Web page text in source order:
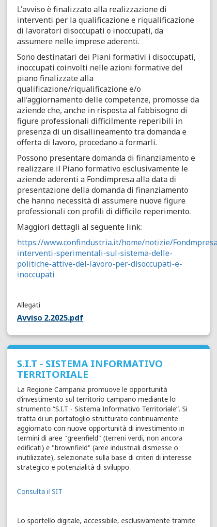
L'avviso è finalizzato alla realizzazione di
interventi per la qualificazione e riqualificazione
di lavoratori disoccupati o inoccupati, da
assumere nelle imprese aderenti.
Sono destinatari dei Piani formativi i disoccupati,
inoccupati coinvolti nelle azioni formative del
piano finalizzate alla
qualificazione/riqualificazione e/o
all’aggiornamento delle competenze, promosse da
aziende che, anche in risposta al fabbisogno di
figure professionali difficilmente reperibili in
presenza di un disallineamento tra domanda e
offerta di lavoro, procedano a formarli.
Possono presentare domanda di finanziamento e
realizzare il Piano formativo esclusivamente le
aziende aderenti a Fondimpresa alla data di
presentazione della domanda di finanziamento
che hanno necessità di assumere nuove figure
professionali con profili di difficile reperimento.
Maggiori dettagli al seguente link:
https://www.confindustria.it/home/notizie/
interventi-sperimentali-sul-sistema-delle-
politiche-attive-del-lavoro-per-disoccupati-e-
inoccupati
Allegati
Avviso 2.2025.pdf
S.I.T - SISTEMA INFORMATIVO
TERRITORIALE
La Regione Campania promuove le opportunità
d’investimento sul territorio campano mediante lo
strumento “S.I.T - Sistema Informativo Territoriale”. Si
tratta di un portafoglio strutturato continuamente
aggiornato con nuove opportunità di investimento in
termini di aree "greenfield" (terreni verdi, non ancora
edificati) e "brownfield" (aree industriali dismesse o
inutilizzate), selezionate sulla base di criteri di interesse
strategico e potenzialità di sviluppo.
Consulta il SIT
Lo sportello digitale, accessibile, esclusivamente tramite